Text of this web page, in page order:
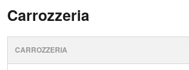
Carrozzeria
CARROZZERIA